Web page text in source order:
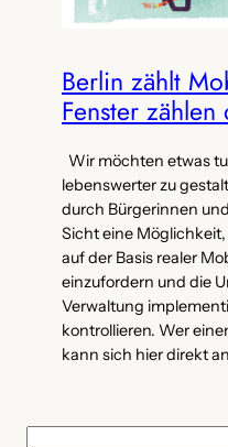
Berlin zählt
Fenster
Wir möchten etwas
lebenswerter zu
durch Bürgerinnen
Sicht eine
auf der Basis realer
einzufordern und die
Verwaltung
kontrollieren. Wer
kann sich hier direkt